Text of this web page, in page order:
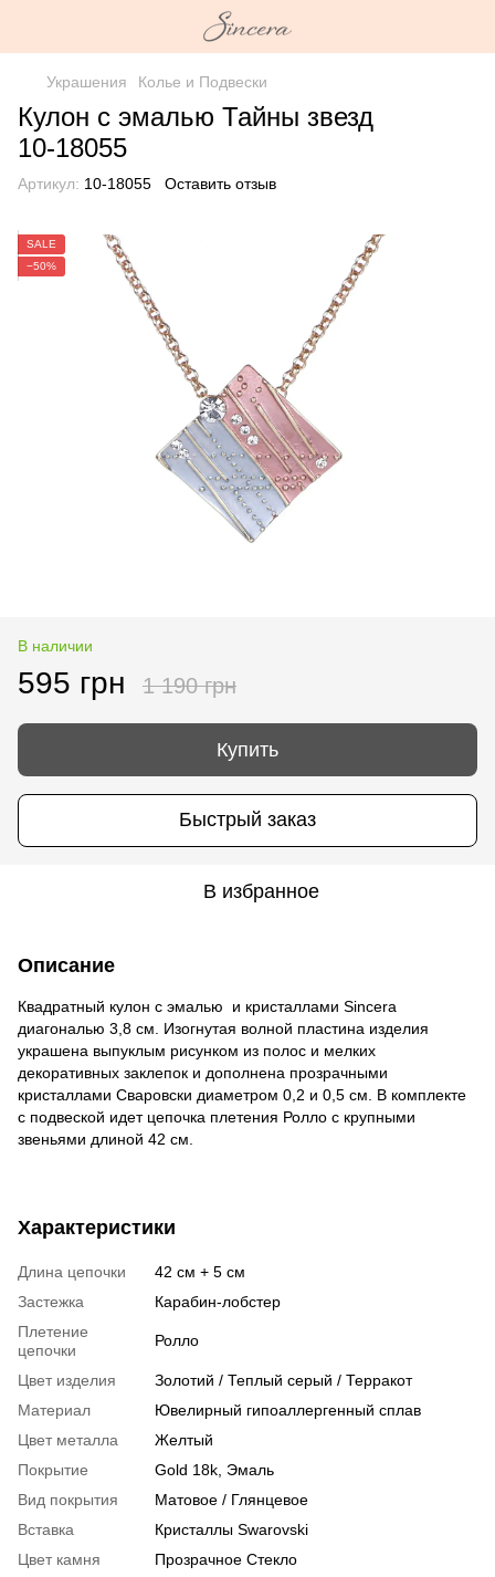
Украшения Колье и Подвески
Кулон с эмалью Тайны звезд
10-18055
Артикул: 10-18055 Оставить отзыв
SALE
−50%
В наличии
595 грн 1 190 грн
Купить
Быстрый заказ
В избранное
Описание
Квадратный кулон с эмалью и кристаллами Sincera
диагональю 3,8 см. Изогнутая волной пластина изделия
украшена выпуклым рисунком из полос и мелких
декоративных заклепок и дополнена прозрачными
кристаллами Сваровски диаметром 0,2 и 0,5 см. В комплекте
с подвеской идет цепочка плетения Ролло с крупными
звеньями длиной 42 см.
Характеристики
Длина цепочки
42 см + 5 см
Застежка
Карабин-лобстер
Плетение
цепочки
Ролло
Цвет изделия
Золотий / Теплый серый / Терракот
Материал
Ювелирный гипоаллергенный сплав
Цвет металла
Желтый
Покрытие
Gold 18k, Эмаль
Вид покрытия
Матовое / Глянцевое
Вставка
Кристаллы Swarovski
Цвет камня
Прозрачное Стекло